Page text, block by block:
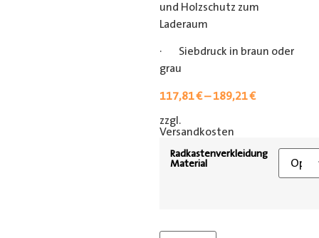
und Holzschutz zum
Laderaum
· Siebdruck in braun oder
grau
117,81€–189,21€
zzgl.
Versandkosten
Radkastenverkleidung
Material